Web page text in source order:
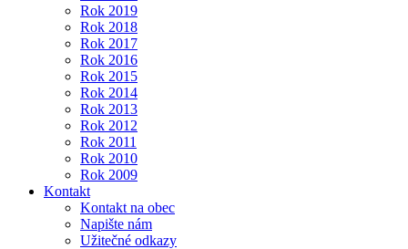
Rok 2019
Rok 2018
Rok 2017
Rok 2016
Rok 2015
Rok 2014
Rok 2013
Rok 2012
Rok 2011
Rok 2010
Rok 2009
Kontakt
Kontakt na obec
Napište nám
Užitečné odkazy